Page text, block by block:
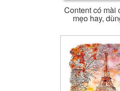
Content có mài
mẹo hay,